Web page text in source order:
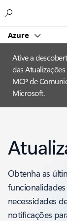
Azure
Ative a
das
MCP de
Microsoft.
Obtenha as
necessidades
notificações